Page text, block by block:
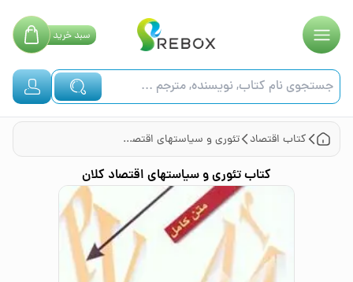
سبدخرید
کتاب اقتصاد تئوری و سیاستهای اقتصاد کلان
کتابتئوری و سیاستهای اقتصاد کلان